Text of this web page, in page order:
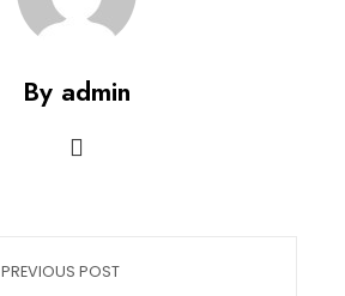
By admin
PREVIOUS POST